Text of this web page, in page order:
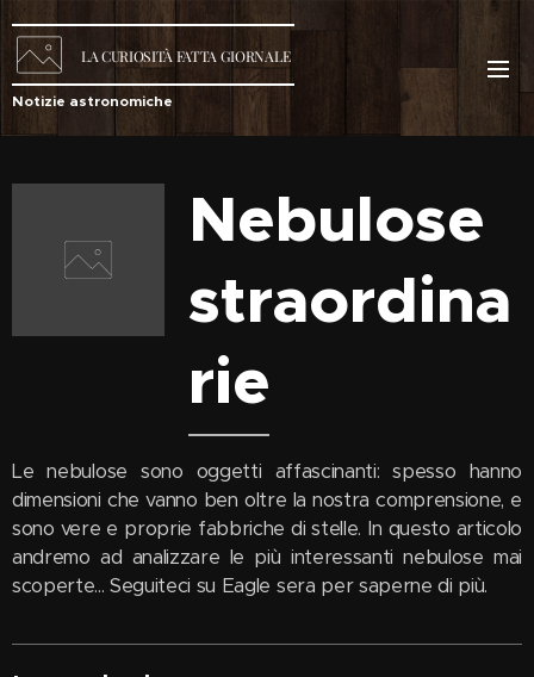
LACURIOSITÀ FATTA GIORNALE
Notizie astronomiche
Nebulose
straordina
rie
Le nebulose sono oggetti affascinanti: spesso hanno
dimensioni che vanno ben oltre la nostra comprensione, e
sono vere e proprie fabbriche di stelle. In questo articolo
andremo ad analizzare le più interessanti nebulose mai
scoperte... Seguiteci su Eagle sera per saperne di più.